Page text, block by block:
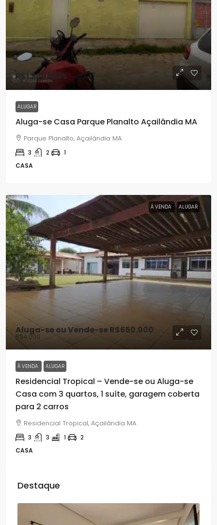
R$1.500/Mês
ALUGAR
Aluga-se Casa Parque Planalto Açailândia MA
Parque Planalto, Açailândia MA
3 2
1
CASA
À VENDA ALUGAR
Aluga-se ou Vende-seR$650.000
R$4.000
À VENDA ALUGAR
Residencial Tropical – Vende-se ou Aluga-se
Casa com 3 quartos, 1 suíte, garagem coberta
para 2 carros
Residencial Tropical, Açailândia MA
3 3 1
2
CASA
Destaque